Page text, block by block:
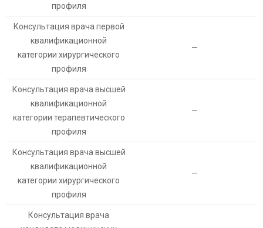
профиля
Консультация врача первой
квалификационной
категории хирургического
профиля
—
Консультация врача высшей
квалификационной
категории терапевтического
профиля
—
Консультация врача высшей
квалификационной
категории хирургического
профиля
—
Консультация врача